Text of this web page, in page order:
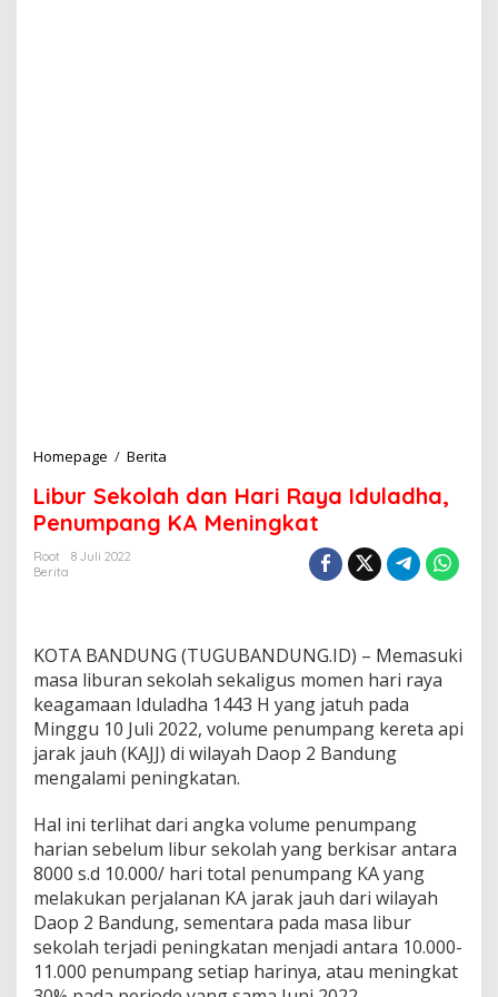
Homepage / Berita
b
u
r
a
h
d
a
n
H
a
i
R
a
y
a
I
d
u
l
Libur Sekolah dan Hari Raya Iduladha,
Penumpang KA Meningkat
Root
8 Juli 2022
Berita
KOTA BANDUNG (TUGUBANDUNG.ID) – Memasuki
masa liburan sekolah sekaligus momen hari raya
keagamaan Iduladha 1443 H yang jatuh pada
Minggu 10 Juli 2022, volume penumpang kereta api
jarak jauh (KAJJ) di wilayah Daop 2 Bandung
mengalami peningkatan.
Hal ini terlihat dari angka volume penumpang
harian sebelum libur sekolah yang berkisar antara
8000 s.d 10.000/ hari total penumpang KA yang
melakukan perjalanan KA jarak jauh dari wilayah
Daop 2 Bandung, sementara pada masa libur
sekolah terjadi peningkatan menjadi antara 10.000-
11.000 penumpang setiap harinya, atau meningkat